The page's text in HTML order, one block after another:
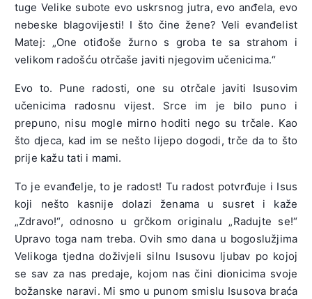
tuge Velike subote evo uskrsnog jutra, evo anđela, evo
nebeske blagovijesti! I što čine žene? Veli evanđelist
Matej: „One otiđoše žurno s groba te sa strahom i
velikom radošću otrčaše javiti njegovim učenicima.“
Evo to. Pune radosti, one su otrčale javiti Isusovim
učenicima radosnu vijest. Srce im je bilo puno i
prepuno, nisu mogle mirno hoditi nego su trčale. Kao
što djeca, kad im se nešto lijepo dogodi, trče da to što
prije kažu tati i mami.
To je evanđelje, to je radost! Tu radost potvrđuje i Isus
koji nešto kasnije dolazi ženama u susret i kaže
„Zdravo!“, odnosno u grčkom originalu „Radujte se!“
Upravo toga nam treba. Ovih smo dana u bogoslužjima
Velikoga tjedna doživjeli silnu Isusovu ljubav po kojoj
se sav za nas predaje, kojom nas čini dionicima svoje
božanske naravi. Mi smo u punom smislu Isusova braća